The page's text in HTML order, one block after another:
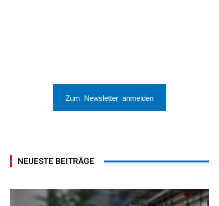
Zum Newsletter anmelden
NEUESTE BEITRÄGE